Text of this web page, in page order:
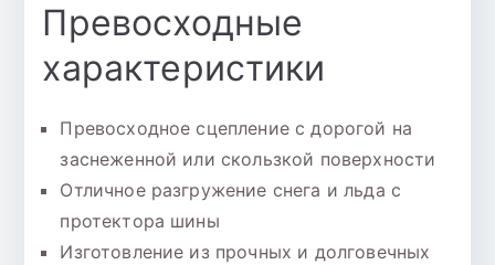
Превосходные
характеристики
Превосходное сцепление с дорогой на
заснеженной или скользкой поверхности
Отличное разгружение снега и льда с
протектора шины
Изготовление из прочных и долговечных